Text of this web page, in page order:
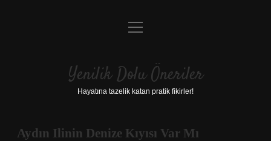
Anasayfa
Yasal Uyarı
menüyü
Yenilik Dolu Öneriler
Hayatına tazelik katan pratik fikirler!
Aydın Ilinin Denize Kıyısı Var Mı